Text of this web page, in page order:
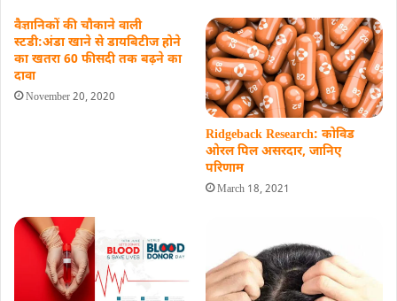
वैज्ञानिकों की चौकाने वाली
स्टडी:अंडा खाने से डायबिटीज होने
का खतरा 60 फीसदी तक बढ़ने का
दावा
November 20, 2020
Ridgeback Research: कोविड
ओरल पिल असरदार, जानिए
परिणाम
March 18, 2021